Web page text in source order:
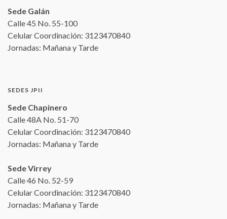
Sede Galán
Calle 45 No. 55-100
Celular Coordinación: 3123470840
Jornadas: Mañana y Tarde
SEDES JPII
Sede Chapinero
Calle 48A No. 51-70
Celular Coordinación: 3123470840
Jornadas: Mañana y Tarde
Sede Virrey
Calle 46 No. 52-59
Celular Coordinación: 3123470840
Jornadas: Mañana y Tarde